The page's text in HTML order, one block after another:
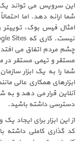
شما ارائه دهد. اما
امثال فیس بوک، توییتر
چشم مردم اتفاق می افتد.
ابزارهای همکاری عالی
آنلاین قرار می دهد و به
دسترسی داشته باشید.
از این ابزار برای ایجاد
کد گذاری کاملی داشته